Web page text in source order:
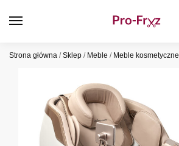
Strona główna /Sklep / Meble / Meble kosmetyczne